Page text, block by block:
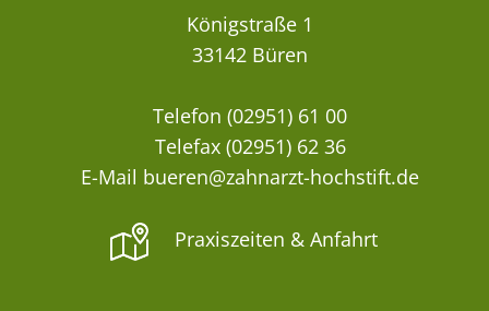
Königstraße 1
33142 Büren
Telefon (02951) 61 00
Telefax (02951) 62 36
E-Mail bueren@zahnarzt-hochstift.de
Praxiszeiten & Anfahrt